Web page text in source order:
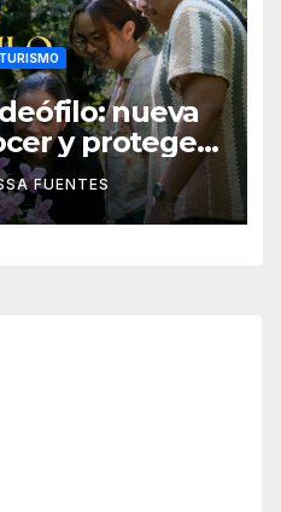
nueva
y proteger
México
FUENTES